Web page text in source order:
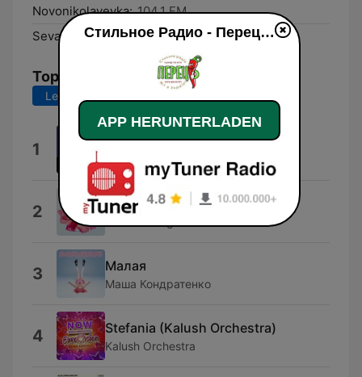
Novonikolayevka: 104.1 FM
Sevastopol: 105.6 FM
Top-Songs
Letzte 7 Tage
1 Козак
Никита Киселев
2 Хочеш
3 Малая
Маша Кондратенко
4 Stefania (Kalush Orchestra)
Kalush Orchestra
Стильное Радио - Перец ФМ (Stilnoe, perec fm) live
APP HERUNTERLADEN